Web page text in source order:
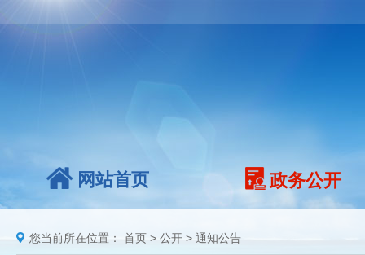
网站首页 政务公开
您当前所在位置： 首页 > 公开 > 通知公告